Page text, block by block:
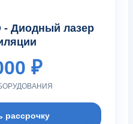
- Диодный лазер
₽